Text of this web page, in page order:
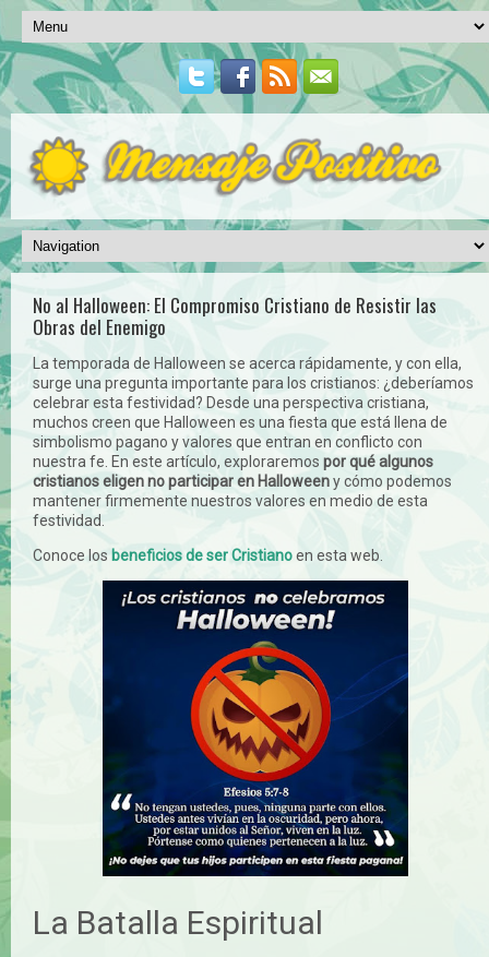
No al Halloween: El Compromiso Cristiano de Resistir las
Obras del Enemigo
La temporada de Halloween se acerca rápidamente, y con ella,
surge una pregunta importante para los cristianos: ¿deberíamos
celebrar esta festividad? Desde una perspectiva cristiana,
muchos creen que Halloween es una fiesta que está llena de
simbolismo pagano y valores que entran en conflicto con
nuestra fe. En este artículo, exploraremos por qué algunos
cristianos eligen no participar en Halloweeny cómo podemos
mantener firmemente nuestros valores en medio de esta
festividad.
Conoce los beneficios de ser Cristianoen esta web.
La Batalla Espiritual